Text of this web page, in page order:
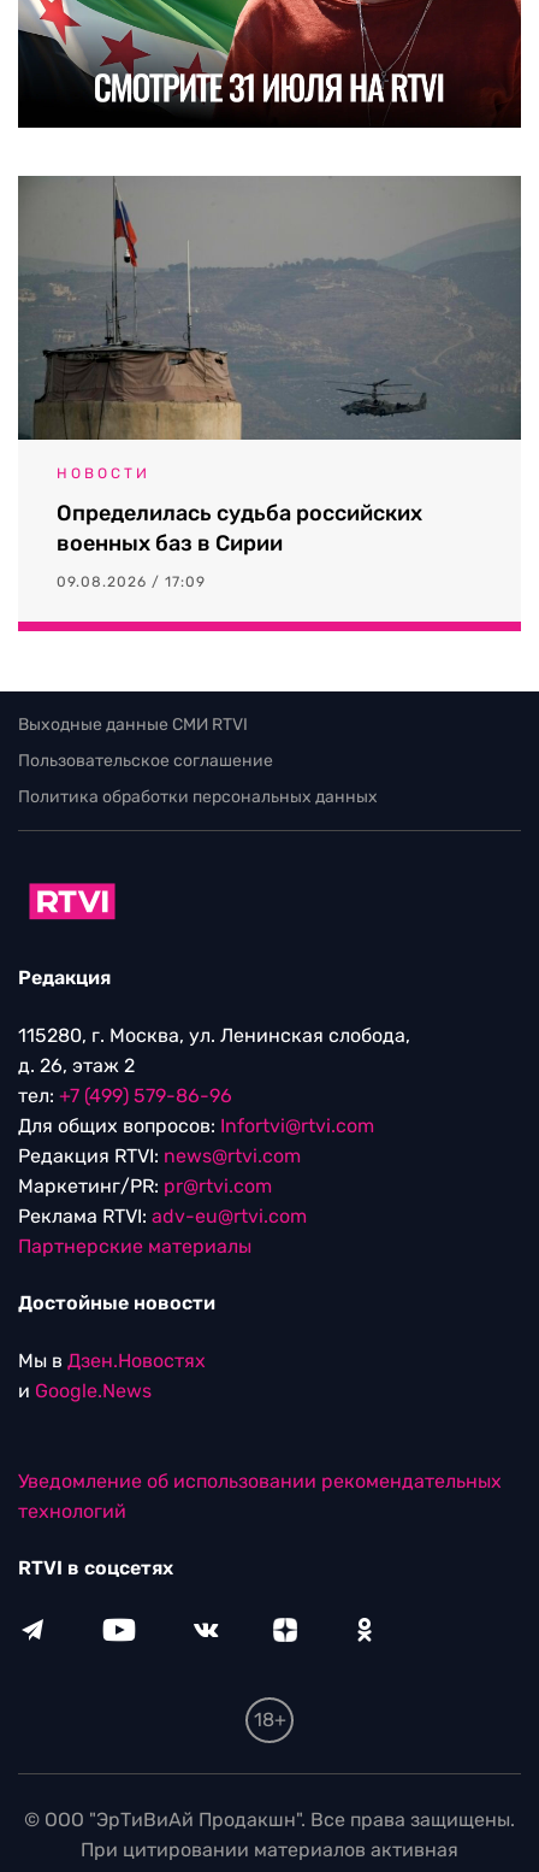
НОВОСТИ
Определилась судьба российских
военных баз в Сирии
09.08.2026 / 17:09
Выходные данные СМИ RTVI
Пользовательское соглашение
Политика обработки персональных данных
Редакция
115280, г. Москва, ул. Ленинская слобода,
д. 26, этаж 2
тел: +7 (499) 579-86-96
Для общих вопросов: Infortvi@rtvi.com
Редакция RTVI: news@rtvi.com
Маркетинг/PR: pr@rtvi.com
Реклама RTVI: adv-eu@rtvi.com
Партнерские материалы
Достойные новости
Мы в Дзен.Новостях
и Google.News
Уведомление об использовании рекомендательных
технологий
RTVI в соцсетях
18+
© ООО "ЭрТиВиАй Продакшн". Все права защищены.
При цитировании материалов активная